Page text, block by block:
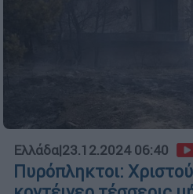
Ελλάδα|23.12.2024 06:40
Πυρόπληκτοι: